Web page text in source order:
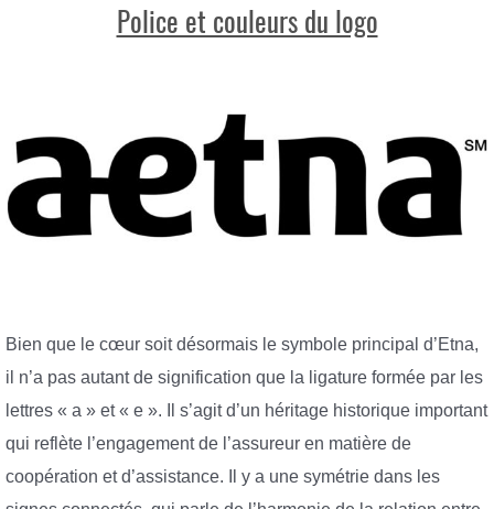
Police et couleurs du logo
Bien que le cœur soit désormais le symbole principal d’Etna,
il n’a pas autant de signification que la ligature formée par les
lettres « a » et « e ». Il s’agit d’un héritage historique important
qui reflète l’engagement de l’assureur en matière de
coopération et d’assistance. Il y a une symétrie dans les